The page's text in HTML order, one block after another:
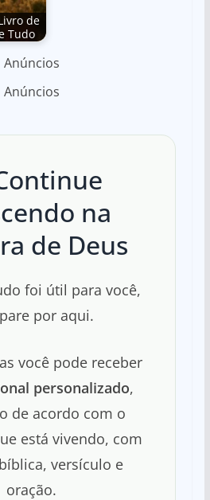
de
Tudo
Anúncios
Anúncios
na
de Deus
foi útil para você,
por aqui.
você pode receber
personalizado,
de acordo com o
está vivendo, com
versículo e
oração.